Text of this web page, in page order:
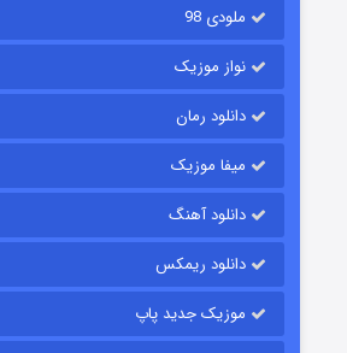
قسمت
ملودی 98
نواز موزیک
دانلود رمان
میفا موزیک
دانلود آهنگ
دانلود ریمکس
موزیک جدید پاپ